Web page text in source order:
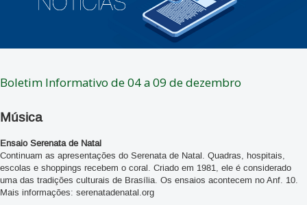
Boletim Informativo de 04 a 09 de dezembro
Música
Ensaio Serenata de Natal
Continuam as apresentações do Serenata de Natal. Quadras, hospitais,
escolas e shoppings recebem o coral. Criado em 1981, ele é considerado
uma das tradições culturais de Brasília. Os ensaios acontecem no Anf. 10.
Mais informações: serenatadenatal.org